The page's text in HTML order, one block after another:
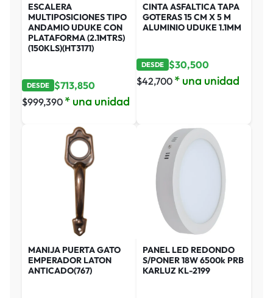
ESCALERA
MULTIPOSICIONES TIPO
ANDAMIO UDUKE CON
PLATAFORMA (2.1MTRS)
(150KLS)(HT3171)
DESDE $713,850
$999,390 * una unidad
CINTA ASFALTICA TAPA
GOTERAS 15 CM X 5 M
ALUMINIO UDUKE 1.1MM
DESDE $30,500
$42,700 * una unidad
MANIJA PUERTA GATO
EMPERADOR LATON
ANTICADO(767)
PANEL LED REDONDO
S/PONER 18W 6500k PRB
KARLUZ KL-2199